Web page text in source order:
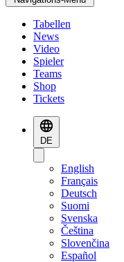
Tabellen
News
Video
Spieler
Teams
Shop
Tickets
DE
English
Français
Deutsch
Suomi
Svenska
Čeština
Slovenčina
Español